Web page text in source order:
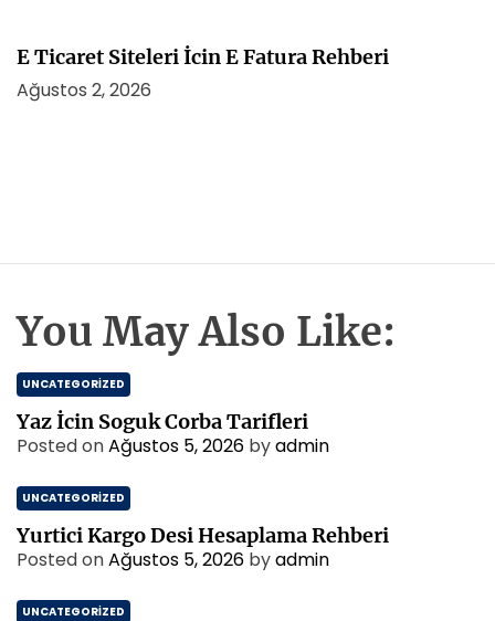
E Ticaret Siteleri İcin E Fatura Rehberi
Ağustos 2, 2026
You May Also Like:
UNCATEGORIZED
Yaz İcin Soguk Corba Tarifleri
Posted onAğustos 5, 2026 byadmin
UNCATEGORIZED
Yurtici Kargo Desi Hesaplama Rehberi
Posted onAğustos 5, 2026 byadmin
UNCATEGORIZED